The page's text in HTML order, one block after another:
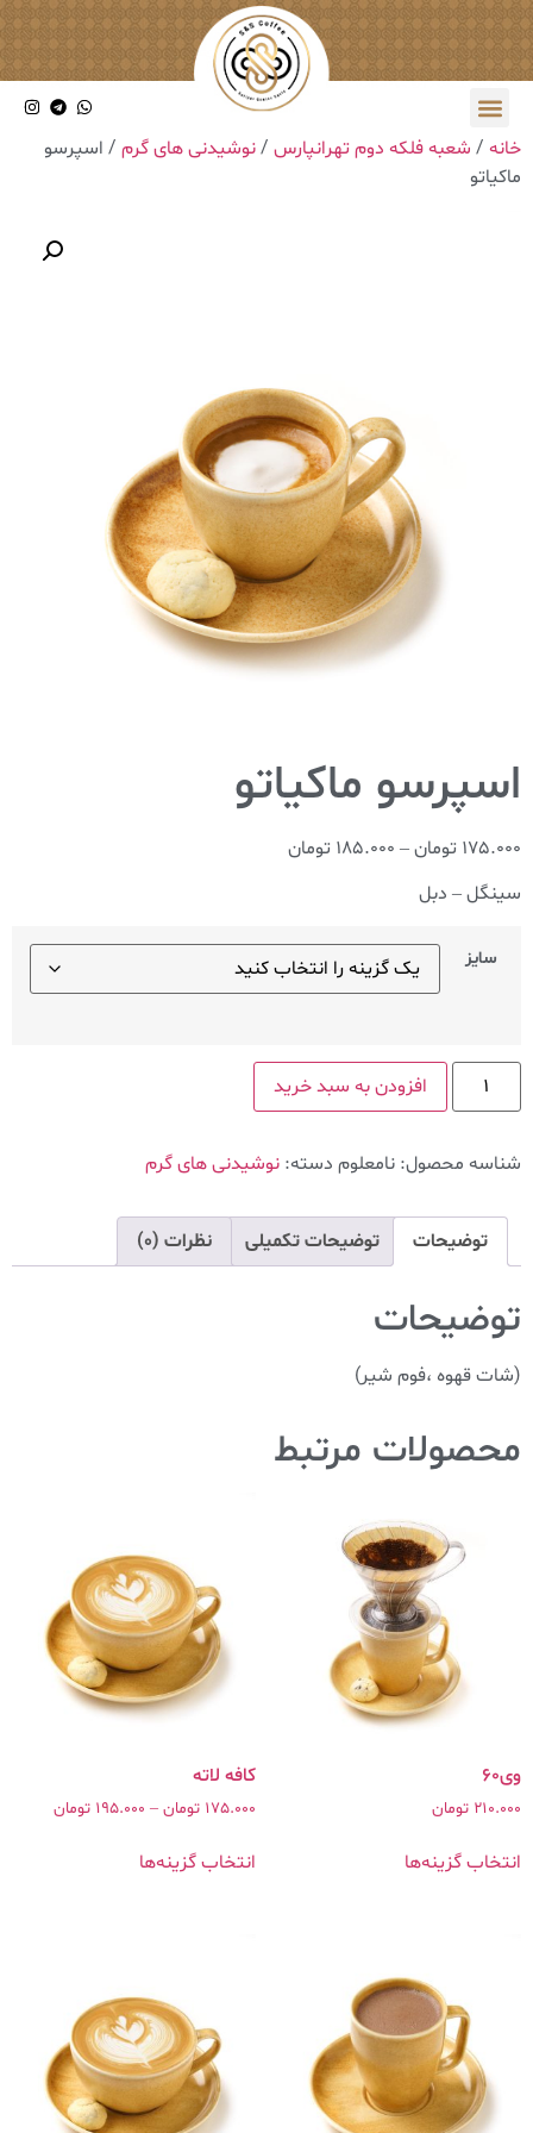
خانه / شعبه فلکه دوم تهرانپارس /نوشیدنی های گرم
/ ‎اسپرسو
ماکیاتو
175.000 تومان–
185.000 تومان
سینگل – دبل
سایز
افزودن به سبد خرید
شناسه محصول: نامعلوم دسته: نوشیدنی های گرم
توضیحات توضیحات تکمیلی نظرات (0)
توضیحات
(شات قهوه ،فوم شیر)
محصولات مرتبط
وی۶۰
210.000 تومان
انتخاب گزینه‌ها
175.000 تومان –
195.000 تومان
انتخاب گزینه‌ها